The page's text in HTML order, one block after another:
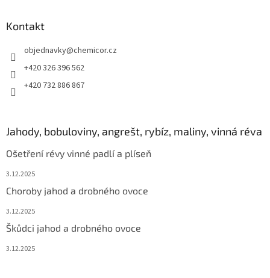
Kontakt
objednavky@chemicor.cz
+420 326 396 562
+420 732 886 867
Jahody, bobuloviny, angrešt, rybíz, maliny, vinná réva
Ošetření révy vinné padlí a plíseň
3.12.2025
Choroby jahod a drobného ovoce
3.12.2025
Škůdci jahod a drobného ovoce
3.12.2025